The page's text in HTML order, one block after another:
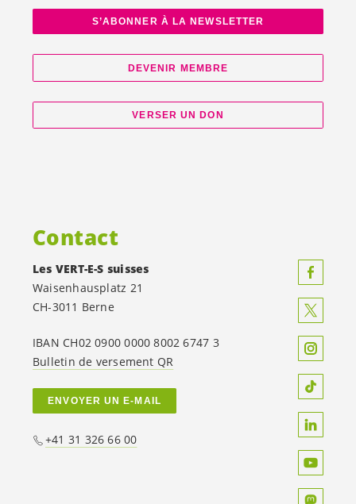
S’ABONNER À LA NEWSLETTER
DEVENIR MEMBRE
VERSER UN DON
Contact
Les VERT-E-S suisses
Waisenhausplatz 21
CH-3011 Berne
IBAN CH02 0900 0000 8002 6747 3
Bulletin de versement QR
ENVOYER UN E-MAIL
+41 31 326 66 00